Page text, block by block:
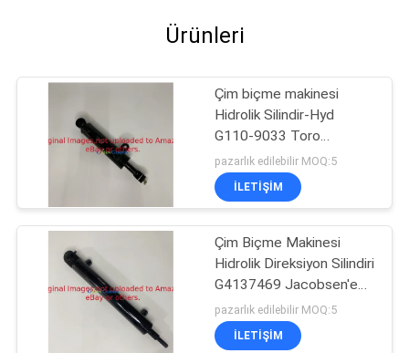
Ürünleri
Çim biçme makinesi
Hidrolik Silindir-Hyd
G110-9033 Toro
Reelmaster Viechles
pazarlık edilebilir MOQ:5
İLETIŞIM
Çim Biçme Makinesi
Hidrolik Direksiyon Silindiri
G4137469 Jacobsen'e
Uyar
pazarlık edilebilir MOQ:5
İLETIŞIM